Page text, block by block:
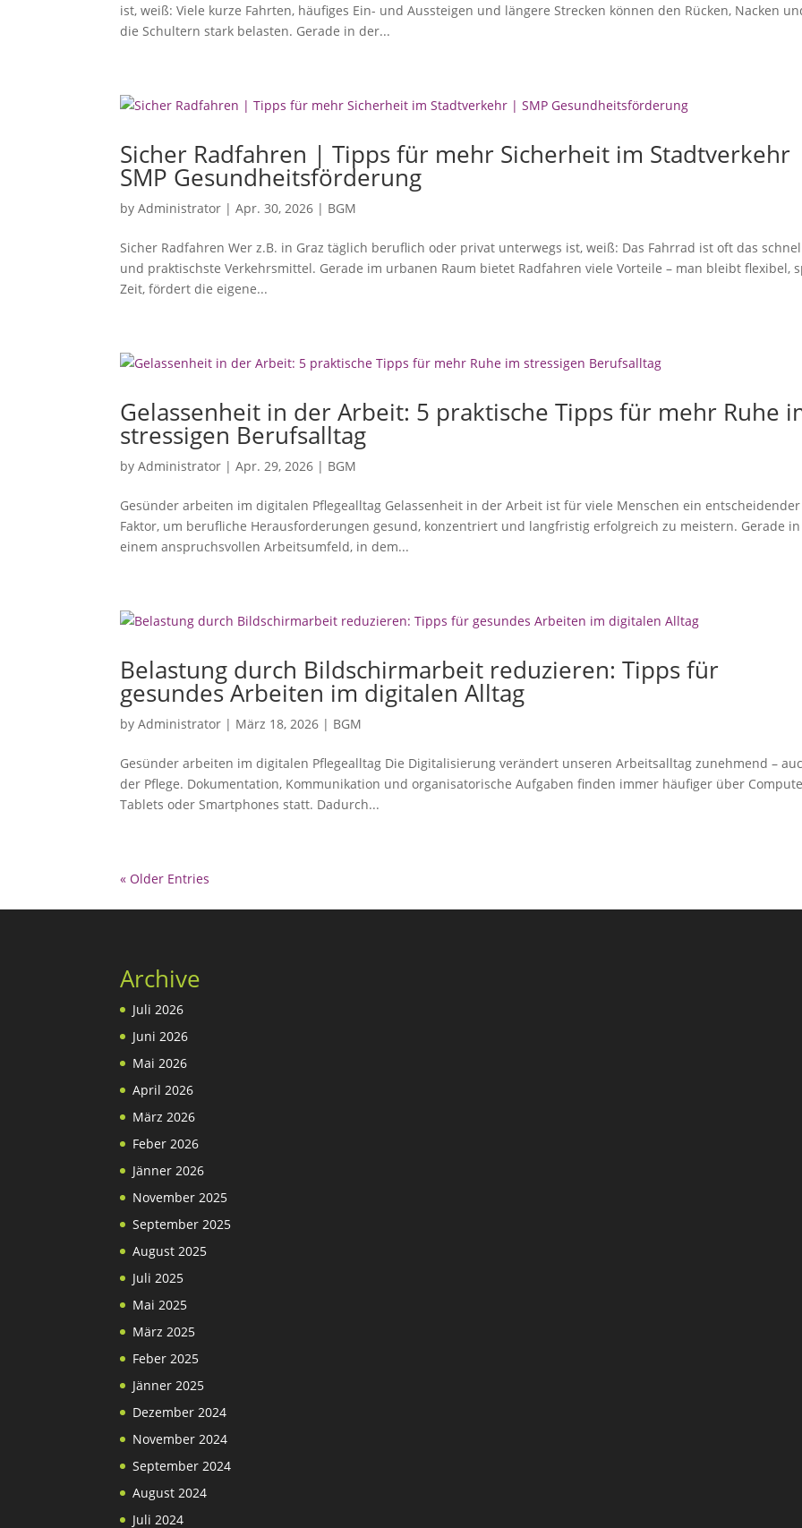
ist, weiß: Viele kurze Fahrten, häufiges Ein- und Aussteigen und längere Strecken können den Rücken, Nacken
die Schultern stark belasten. Gerade in der...
Sicher Radfahren | Tipps für mehr Sicherheit im Stadtverkehr
SMP Gesundheitsförderung
byAdministrator |Apr. 30, 2026 | BGM
Sicher Radfahren Wer z.B. in Graz täglich beruflich oder privat unterwegs ist, weiß: Das Fahrrad ist oft das
und praktischste Verkehrsmittel. Gerade im urbanen Raum bietet Radfahren viele Vorteile – man bleibt flexibel,
Zeit, fördert die eigene...
Gelassenheit in der Arbeit: 5 praktische Tipps für mehr Ruhe
stressigen Berufsalltag
byAdministrator |Apr. 29, 2026 | BGM
Gesünder arbeiten im digitalen Pflegealltag Gelassenheit in der Arbeit ist für viele Menschen ein entscheidender
Faktor, um berufliche Herausforderungen gesund, konzentriert und langfristig erfolgreich zu meistern. Gerade in
einem anspruchsvollen Arbeitsumfeld, in dem...
Belastung durch Bildschirmarbeit reduzieren: Tipps für
gesundes Arbeiten im digitalen Alltag
byAdministrator | März 18, 2026 | BGM
Gesünder arbeiten im digitalen Pflegealltag Die Digitalisierung verändert unseren Arbeitsalltag zunehmend –
der Pflege. Dokumentation, Kommunikation und organisatorische Aufgaben finden immer häufiger über
Tablets oder Smartphones statt. Dadurch...
« Older Entries
Archive
Juli 2026
Juni 2026
Mai 2026
April 2026
März 2026
Feber 2026
Jänner 2026
November 2025
September 2025
August 2025
Juli 2025
Mai 2025
März 2025
Feber 2025
Jänner 2025
Dezember 2024
November 2024
September 2024
August 2024
Juli 2024